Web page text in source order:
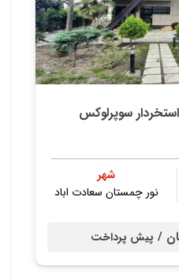
سوپرلوکس
شهر
نور چمستان سعادت اباد
پیش پرداخت